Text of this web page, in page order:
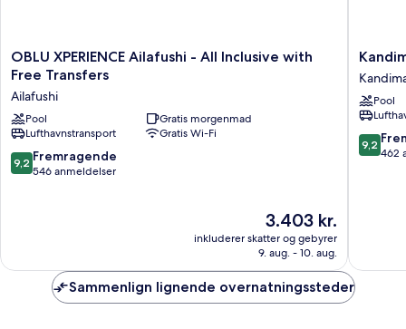
OBLU
XPERIENCE
-
All
Inclusive
with
Free
OBLU XPERIENCE Ailafushi - All Inclusive with
Free Transfers
Ailafushi
Pool
Gratis morgenmad
Lufthavnstransport
Gratis Wi-Fi
9.2
ud
9,2 Fremragende
546 anmeldelser
Prisen
er
3.403 kr.
3.403 kr.
inkluderer skatter og gebyrer
9. aug. - 10. aug.
Island
Pool
9.2
ud
9,2
462
Sammenlign lignende overnatningssteder